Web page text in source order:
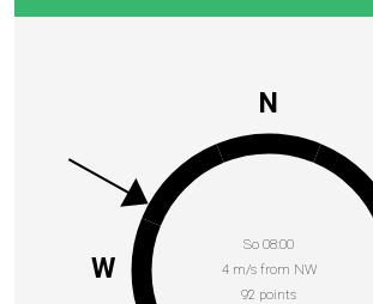
So 08:00
4 m/s from NW
92 points
N
W